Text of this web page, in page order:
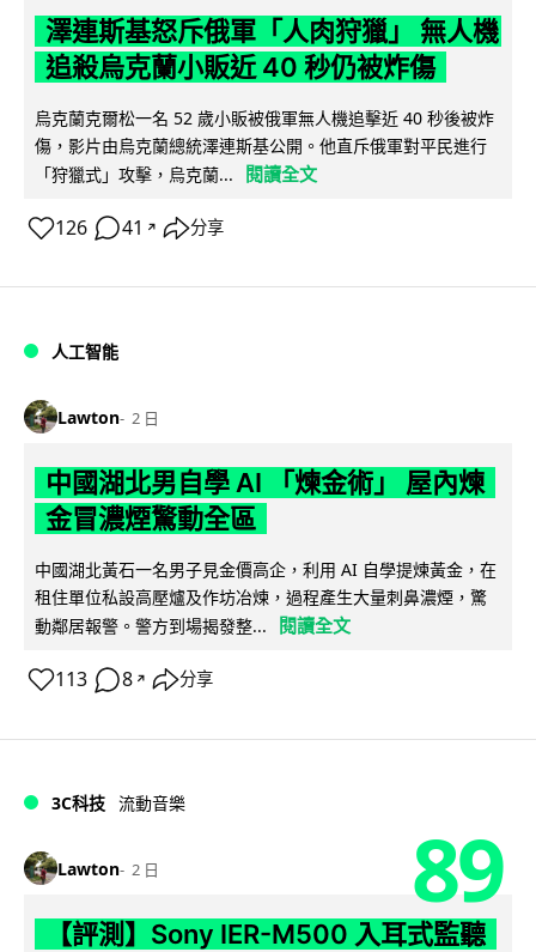
澤連斯基怒斥俄軍「人肉狩獵」 無人機
追殺烏克蘭小販近 40 秒仍被炸傷
烏克蘭克爾松一名 52 歲小販被俄軍無人機追擊近 40 秒後被炸
傷，影片由烏克蘭總統澤連斯基公開。他直斥俄軍對平民進行
「狩獵式」攻擊，烏克蘭...
閱讀全文
126 41 ↗ 分享
人工智能
Lawton 2 日
中國湖北男自學 AI 「煉金術」 屋內煉
金冒濃煙驚動全區
中國湖北黃石一名男子見金價高企，利用 AI 自學提煉黃金，在
租住單位私設高壓爐及作坊冶煉，過程產生大量刺鼻濃煙，驚
動鄰居報警。警方到場揭發整...
閱讀全文
113 8 ↗ 分享
3C科技 流動音樂
Lawton 2 日 89
【評測】Sony IER-M500 入耳式監聽